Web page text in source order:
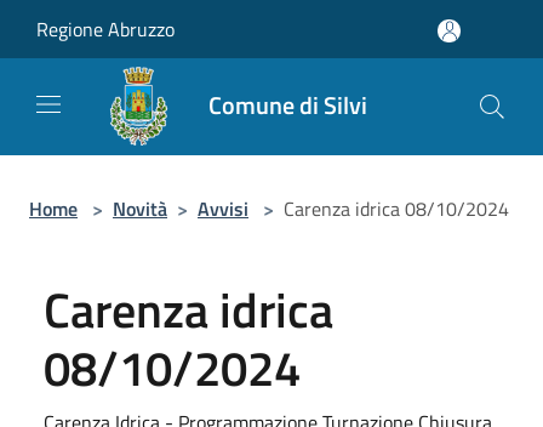
Regione Abruzzo
Comune di Silvi
Home > Novità > Avvisi > Carenza idrica 08/10/2024
Carenza idrica
08/10/2024